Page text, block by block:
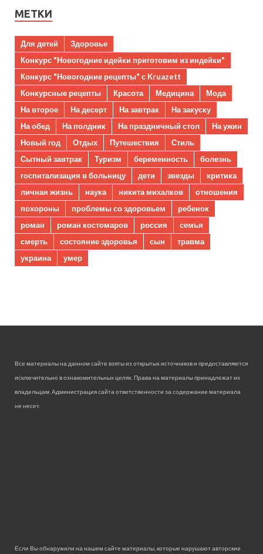
МЕТКИ
Для детей
Здоровье
Конкурс "Новогодние идейки приготовим из индейки"
Конкурс "Новогодние рецепты" с Kruazett
Конкурсные рецепты
Красота Медицина
Мода
На второе
На десерт На завтрак
На закуску
На обед
На полдник На праздничный стол
На ужин
Новый год
Отдых Путешествия
Стиль
Сытный завтрак
Туризм беременность
болезнь
госпитализация в больницу
дети звезды
критика
личная жизнь
наука никита михалков
отношения
похороны
проблемы со здоровьем
ребенок
роман
роман костомаров россия
семья
смерть
состояние здоровья сын
травма
украина
умер
Все материалы на данном сайте взяты из открытых источников и предоставляются
исключительно в ознакомительных целях. Права на материалы принадлежат их
владельцам. Администрация сайта ответственности за содержание материала
не несет.
Если Вы обнаружили на нашем сайте материалы, которые нарушают авторские